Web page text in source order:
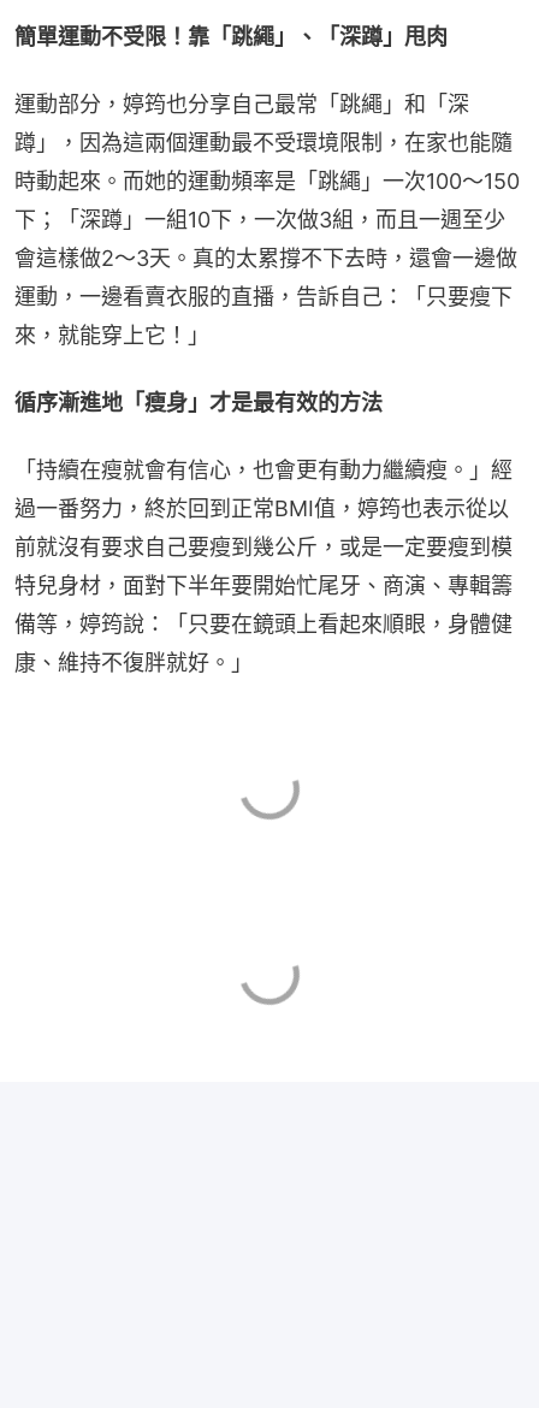
簡單運動不受限！靠「跳繩」、「深蹲」甩肉
運動部分，婷筠也分享自己最常「跳繩」和「深
蹲」，因為這兩個運動最不受環境限制，在家也能隨
時動起來。而她的運動頻率是「跳繩」一次100～150
下；「深蹲」一組10下，一次做3組，而且一週至少
會這樣做2～3天。真的太累撐不下去時，還會一邊做
運動，一邊看賣衣服的直播，告訴自己：「只要瘦下
來，就能穿上它！」
循序漸進地「瘦身」才是最有效的方法
「持續在瘦就會有信心，也會更有動力繼續瘦。」經
過一番努力，終於回到正常BMI值，婷筠也表示從以
前就沒有要求自己要瘦到幾公斤，或是一定要瘦到模
特兒身材，面對下半年要開始忙尾牙、商演、專輯籌
備等，婷筠說：「只要在鏡頭上看起來順眼，身體健
康、維持不復胖就好。」